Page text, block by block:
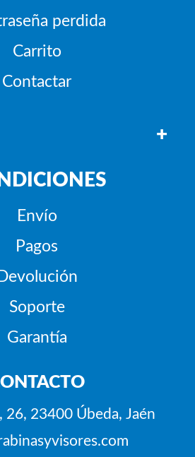
perdida
Carrito
Contactar
+
Envío
Pagos
Devolución
Soporte
Garantía
26, 23400 Úbeda, Jaén